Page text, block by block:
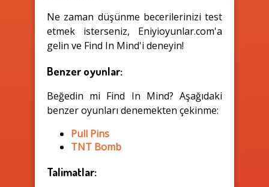
Ne zaman düşünme becerilerinizi test
etmek isterseniz, Eniyioyunlar.com'a
gelin ve Find In Mind'i deneyin!
Benzer oyunlar:
Beğedin mi Find In Mind? Aşağıdaki
benzer oyunları denemekten çekinme:
Pull Pins
TNT Bomb
Talimatlar: